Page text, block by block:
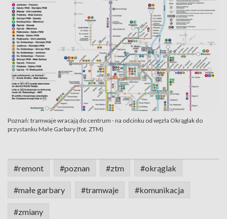
Poznań: tramwaje wracają do centrum - na odcinku od węzła Okrąglak do
przystanku Małe Garbary (fot. ZTM)
#remont #poznan #ztm #okrąglak
#małe garbary #tramwaje #komunikacja
#zmiany